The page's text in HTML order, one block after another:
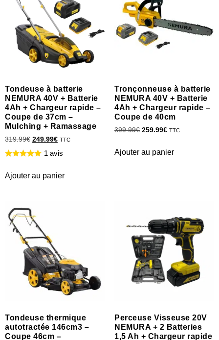
Tondeuse à batterie
NEMURA 40V + Batterie
4Ah + Chargeur rapide –
Coupe de 37cm –
Mulching + Ramassage
319.99€ 249.99€ TTC
1 avis
Ajouter au panier
Tronçonneuse à batterie
NEMURA 40V + Batterie
4Ah + Chargeur rapide –
Coupe de 40cm
399.99€ 259.99€ TTC
Ajouter au panier
Tondeuse thermique
autotractée 146cm3 –
Coupe 46cm –
Perceuse Visseuse 20V
NEMURA + 2 Batteries
1,5 Ah + Chargeur rapide